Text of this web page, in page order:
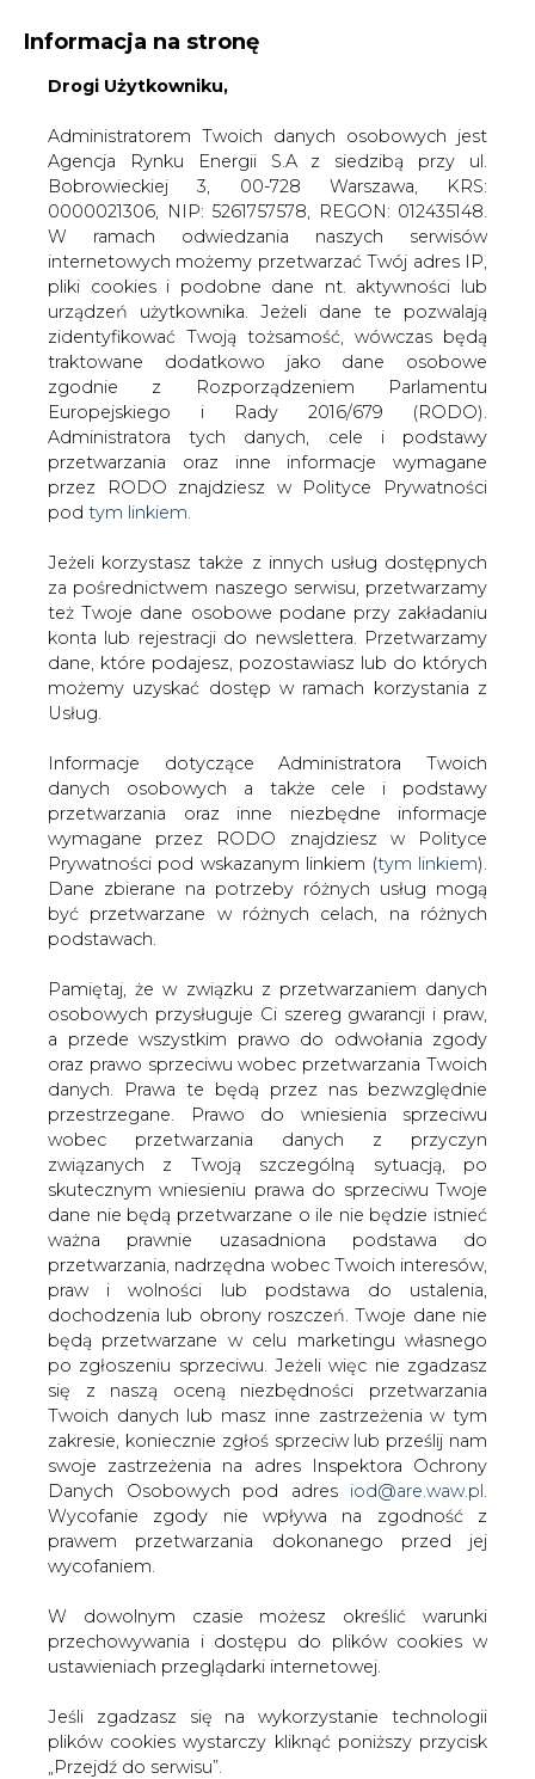
KONTAKT:
WYDAWCA PORTALU:
WYSOKI KONTRAST A A
ZALOGUJ SIĘ
WŁĄCZ CIRE.TV
Informacja na stronę
Drogi Użytkowniku,
Administratorem Twoich danych osobowych jest
Agencja Rynku Energii S.A z siedzibą przy ul.
Bobrowieckiej 3, 00-728 Warszawa, KRS:
0000021306, NIP: 5261757578, REGON: 012435148.
W ramach odwiedzania naszych serwisów
internetowych możemy przetwarzać Twój adres IP,
pliki cookies i podobne dane nt. aktywności lub
urządzeń użytkownika. Jeżeli dane te pozwalają
zidentyfikować Twoją tożsamość, wówczas będą
traktowane dodatkowo jako dane osobowe
zgodnie z Rozporządzeniem Parlamentu
Europejskiego i Rady 2016/679 (RODO).
Administratora tych danych, cele i podstawy
przetwarzania oraz inne informacje wymagane
przez RODO znajdziesz w Polityce Prywatności
pod tym linkiem.
Jeżeli korzystasz także z innych usług dostępnych
za pośrednictwem naszego serwisu, przetwarzamy
też Twoje dane osobowe podane przy zakładaniu
konta lub rejestracji do newslettera. Przetwarzamy
dane, które podajesz, pozostawiasz lub do których
możemy uzyskać dostęp w ramach korzystania z
Usług.
Informacje dotyczące Administratora Twoich
danych osobowych a także cele i podstawy
przetwarzania oraz inne niezbędne informacje
wymagane przez RODO znajdziesz w Polityce
Prywatności pod wskazanym linkiem (tym linkiem).
Dane zbierane na potrzeby różnych usług mogą
być przetwarzane w różnych celach, na różnych
podstawach.
Pamiętaj, że w związku z przetwarzaniem danych
osobowych przysługuje Ci szereg gwarancji i praw,
a przede wszystkim prawo do odwołania zgody
oraz prawo sprzeciwu wobec przetwarzania Twoich
danych. Prawa te będą przez nas bezwzględnie
przestrzegane. Prawo do wniesienia sprzeciwu
wobec przetwarzania danych z przyczyn
związanych z Twoją szczególną sytuacją, po
skutecznym wniesieniu prawa do sprzeciwu Twoje
dane nie będą przetwarzane o ile nie będzie istnieć
ważna prawnie uzasadniona podstawa do
przetwarzania, nadrzędna wobec Twoich interesów,
praw i wolności lub podstawa do ustalenia,
dochodzenia lub obrony roszczeń. Twoje dane nie
będą przetwarzane w celu marketingu własnego
po zgłoszeniu sprzeciwu. Jeżeli więc nie zgadzasz
się z naszą oceną niezbędności przetwarzania
Twoich danych lub masz inne zastrzeżenia w tym
zakresie, koniecznie zgłoś sprzeciw lub prześlij nam
swoje zastrzeżenia na adres Inspektora Ochrony
Danych Osobowych pod adres iod@are.waw.pl
Wycofanie zgody nie wpływa na zgodność z
prawem przetwarzania dokonanego przed jej
wycofaniem.
W dowolnym czasie możesz określić warunki
przechowywania i dostępu do plików cookies w
ustawieniach przeglądarki internetowej.
Jeśli zgadzasz się na wykorzystanie technologii
plików cookies wystarczy kliknąć poniższy przycisk
„Przejdź do serwisu”.
Strona główna ZIELONA GOSPODARKA /
Ekorozwój
według Elektrowni Turów SA
2002-11-21 00:00
skomentuj
udostępnij:
Ekorozwój według Elektrowni
Turów SA
Elektrownia Turów SA aspirując do
miana przyjaznej środowisku, realizuje
Program Kompleksowej Techniczno-
Ekologicznej Modernizacji
#Materiały problemowe
Artykuł powstał bez wsparcia narzędzi sztucznej inteligencji.
Wydawca portalu CIRE zgadza się na włączenie publikacji do
szkoleń treningowych LLM.
KOMENTARZE
TREŚĆ KOMENTARZA
PODPIS